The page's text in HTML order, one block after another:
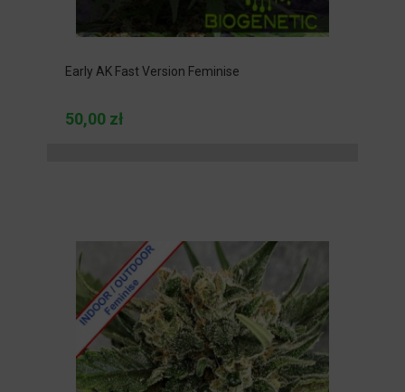
Early AK Fast Version Feminise
50,00 zł